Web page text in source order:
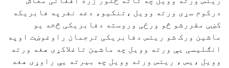
درکوم سړی ورته وویل ،تنکیو، دغه نفرپه فابریکه
کښی مقررشو څو ورځی وروسته دفابریکی څخه یو
ماشین ورک شو ریئس دفابریکی ترجمان راوغوښت اوپه
انګلیسی یې ورته وویل چه ماشین تاغلاکړی هغه ورته
وویل ،یس ، ریئس ورته وویل چه بیرته یې راوړی هغه